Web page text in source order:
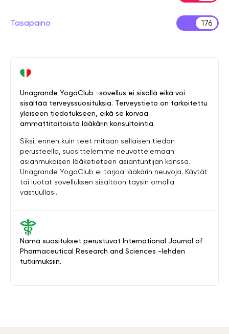
Tasapaino 176
Nämä suositukset perustuvat International Journal of
Pharmaceutical Research and Sciences -lehden
tutkimuksiin.
Unagrande YogaClub -sovellus ei sisällä eikä voi
sisältää terveyssuosituksia. Terveystieto on tarkoitettu
yleiseen tiedotukseen, eikä se korvaa
ammattitaitoista lääkärin konsultointia.
Siksi, ennen kuin teet mitään sellaisen tiedon
perusteella, suosittelemme neuvottelemaan
asianmukaisen lääketieteen asiantuntijan kanssa.
Unagrande YogaClub ei tarjoa lääkärin neuvoja. Käytät
tai luotat sovelluksen sisältöön täysin omalla
vastuullasi.